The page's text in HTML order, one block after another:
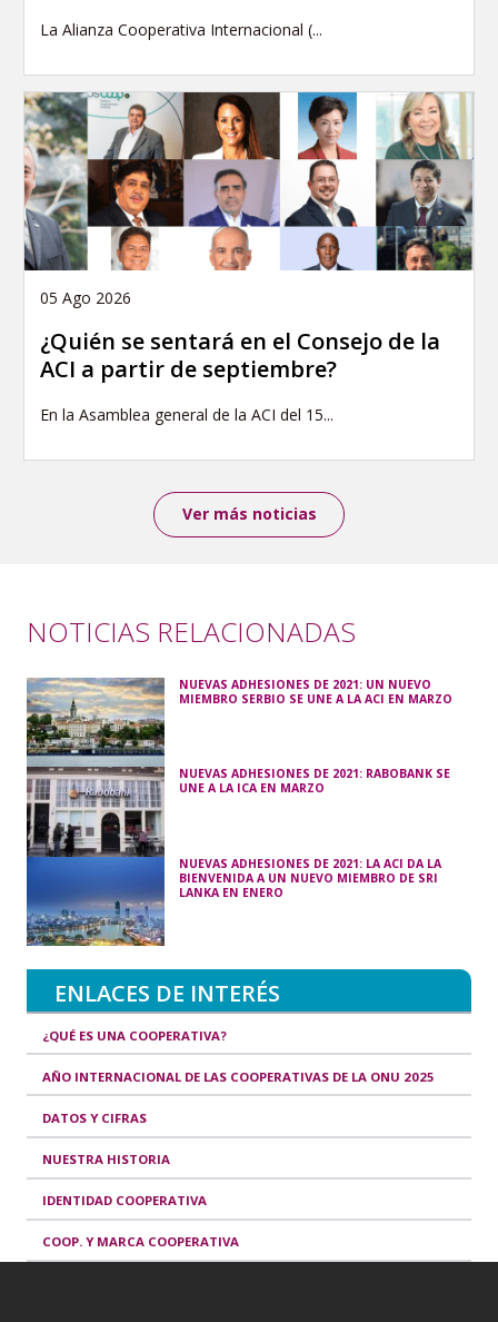
La Alianza Cooperativa Internacional (...
05 Ago 2026
¿Quién se sentará en el Consejo de la
ACI a partir de septiembre?
En la Asamblea general de la ACI del 15...
Ver más noticias
NOTICIAS RELACIONADAS
NUEVAS ADHESIONES DE 2021: UN NUEVO
MIEMBRO SERBIO SE UNE A LA ACI EN MARZO
NUEVAS ADHESIONES DE 2021: RABOBANK SE
UNE A LA ICA EN MARZO
NUEVAS ADHESIONES DE 2021: LA ACI DA LA
BIENVENIDA A UN NUEVO MIEMBRO DE SRI
LANKA EN ENERO
ENLACES DE INTERÉS
¿QUÉ ES UNA COOPERATIVA?
AÑO INTERNACIONAL DE LAS COOPERATIVAS DE LA ONU 2025
DATOS Y CIFRAS
NUESTRA HISTORIA
IDENTIDAD COOPERATIVA
COOP. Y MARCA COOPERATIVA